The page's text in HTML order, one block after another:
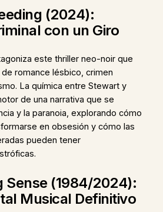
(2024):
con un Giro
este thriller neo-noir que
romance lésbico, crimen
La química entre Stewart y
de una narrativa que se
y la paranoia, explorando cómo
en obsesión y cómo las
pueden tener
Sense (1984/2024):
Musical Definitivo